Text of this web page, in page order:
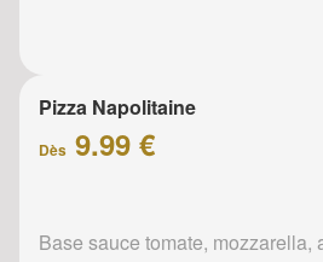
Pizza Napolitaine
Dès 9.99 €
Base sauce tomate, mozzarella,